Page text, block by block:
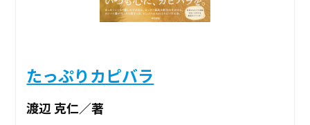
たっぷりカピバラ
渡辺 克仁／著